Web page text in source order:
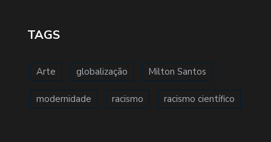
TAGS
Arte globalização Milton Santos
modernidade racismo racismo científico